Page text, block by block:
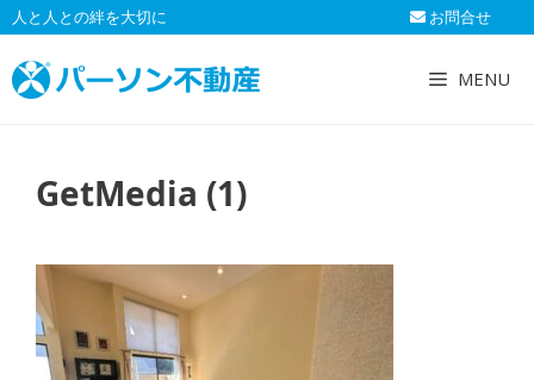
コ
ン
テ
ン
人と人との絆を大切に お問合せ
MENU
GetMedia (1)